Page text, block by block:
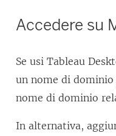
Accedere su
Se usi Tableau
un nome di
nome di dominio
In alternativa,